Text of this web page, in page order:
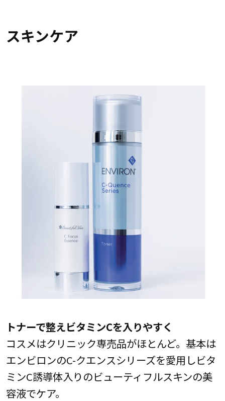
スキンケア
トナーで整えビタミンCを入りやすく
コスメはクリニック専売品がほとんど。基本は
エンビロンのC-クエンスシリーズを愛用しビタ
ミンC誘導体入りのビューティフルスキンの美
容液でケア。